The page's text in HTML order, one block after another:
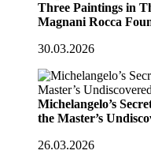
Three Paintings in
Magnani Rocca
30.03.2026
Michelangelo’s
the Master’s
26.03.2026